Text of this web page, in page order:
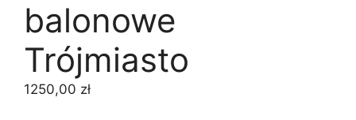
balonowe
Trójmiasto
1250,00 zł